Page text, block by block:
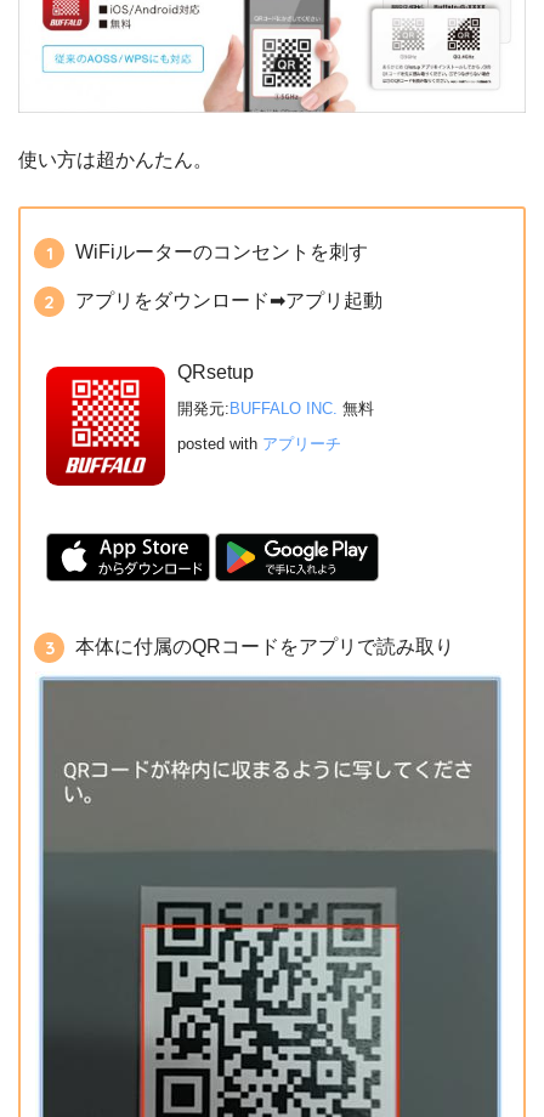
使い方は超かんたん。
WiFiルーターのコンセントを刺す
アプリをダウンロード➡アプリ起動
QRsetup
開発元: BUFFALO INC. 無料
posted with アプリーチ
本体に付属のQRコードをアプリで読み取り